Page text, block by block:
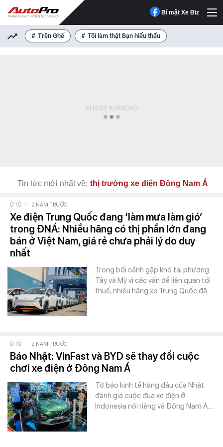
Bí mật Xe Biz
Trên Ghế Tôi làm thật Bạn hiểu thấu
Tin tức mới nhất về: thị trường xe điện Đông Nam Á
Ô TÔ - 2 NĂM TRƯỚC
Xe điện Trung Quốc đang ‘làm mưa làm gió’
trong ĐNÁ: Nhiều hãng có thị phần lớn đang
bán ở Việt Nam, giá rẻ chưa phải lý do duy
nhất
Trong bối cảnh gặp khó tại phương
Tây và Mỹ vì các vấn đề liên quan tới
thuế, nhiều hãng xe Trung Quốc đã…
Ô TÔ - 2 NĂM TRƯỚC
Báo Nhật: VinFast và BYD sẽ thay đổi cuộc
chơi xe điện ở Đông Nam Á
Tờ báo kinh tế hàng đầu của Nhật
đánh giá cuộc đua xe điện ở
Indonesia nói riêng và Đông Nam Á…